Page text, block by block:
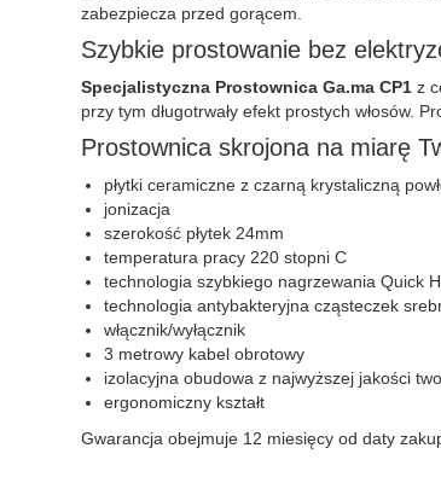
zabezpiecza przed gorącem.
Szybkie prostowanie bez
Specjalistyczna Prostownica Ga.ma CP1 z
przy tym długotrwały efekt prostych włosów.
Prostownica skrojona na miarę
płytki ceramiczne z czarną krystaliczną
jonizacja
szerokość płytek 24mm
temperatura pracy 220 stopni C
technologia szybkiego nagrzewania Quick
technologia antybakteryjna cząsteczek
włącznik/wyłącznik
3 metrowy kabel obrotowy
izolacyjna obudowa z najwyższej jakości
ergonomiczny kształt
Gwarancja obejmuje 12 miesięcy od daty